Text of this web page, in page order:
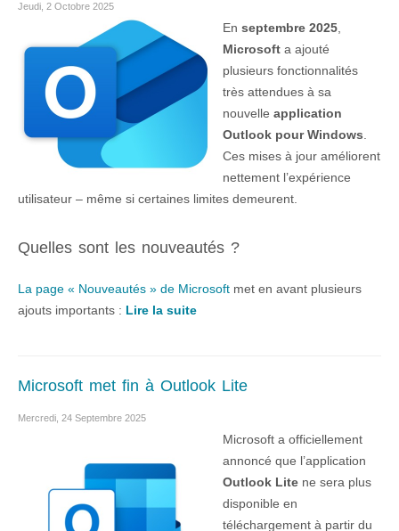
Jeudi, 2 Octobre 2025
En septembre 2025
Microsoft a ajouté
plusieurs fonctionnalités
très attendues à sa
nouvelle application
Outlook pour Windows
Ces mises à jour améliorent
nettement l’expérience
utilisateur – même si certaines limites demeurent.
Quelles sont les nouveautés ?
La page « Nouveautés » de Microsoft met en avant plusieurs
ajouts importants : Lire la suite
Microsoft met fin à Outlook Lite
Mercredi, 24 Septembre 2025
Microsoft a officiellement
annoncé que l’application
Outlook Lite ne sera plus
disponible en
téléchargement à partir du